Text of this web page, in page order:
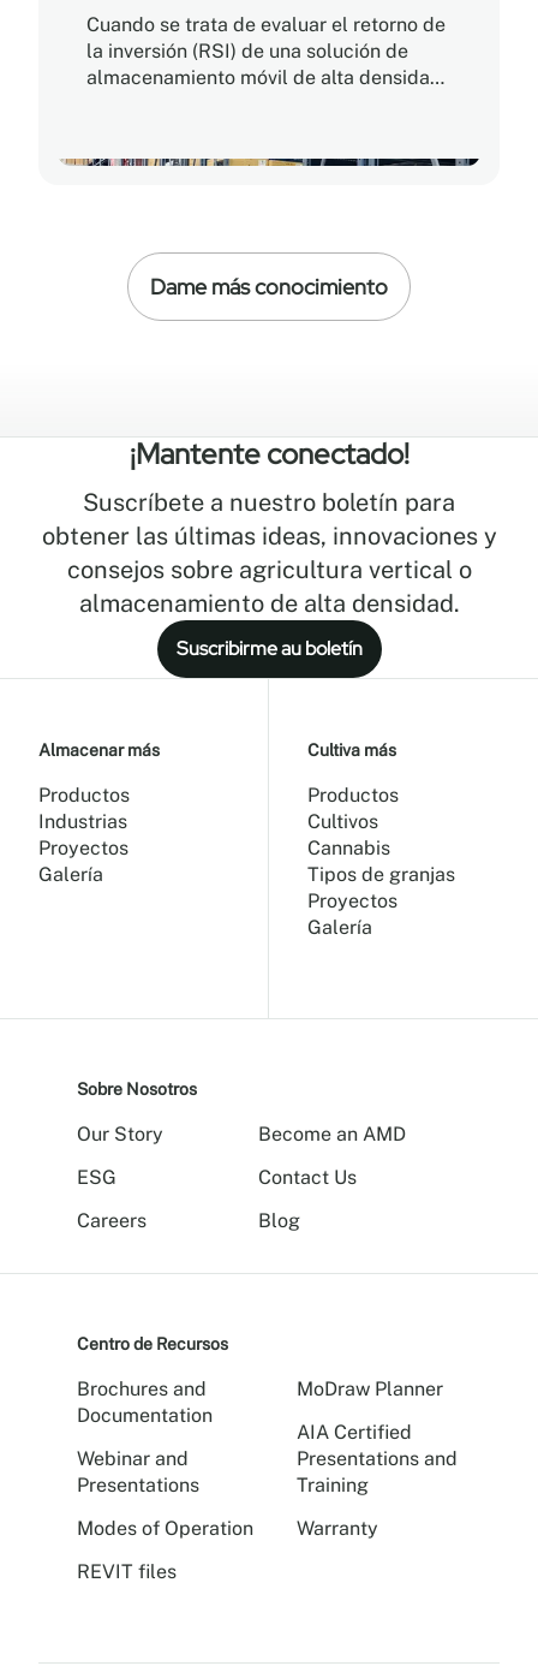
Cuando se trata de evaluar el retorno de
la inversión (RSI) de una solución de
almacenamiento móvil de alta densidad,
hacia la rentabilidad. En realidad, el
la eficiencia operativa, la durabilidad y
la escalabilidad a largo plazo.
Dame más conocimiento
¡Mantente conectado!
Suscríbete a nuestro boletín para
obtener las últimas ideas, innovaciones y
consejos sobre agricultura vertical o
almacenamiento de alta densidad.
Suscribirme au boletín
Almacenar más
Productos
Industrias
Proyectos
Galería
Cultiva más
Productos
Cultivos
Cannabis
Tipos de granjas
Proyectos
Galería
Sobre Nosotros
Our Story
ESG
Careers
Become an AMD
Contact Us
Blog
Centro de Recursos
Brochures and
Documentation
Webinar and
Presentations
Modes of Operation
REVIT files
MoDraw Planner
AIA Certified
Presentations and
Training
Warranty